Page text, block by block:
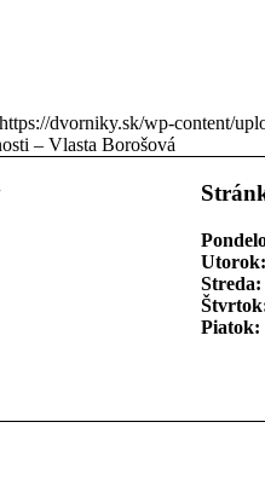
https://dvorniky.sk/wp-content/
– Vlasta Borošová
Utorok:
Streda:
Piatok: